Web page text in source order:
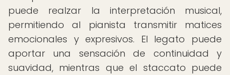
puede realzar la interpretación musical,
permitiendo al pianista transmitir matices
emocionales y expresivos. El legato puede
aportar una sensación de continuidad y
suavidad, mientras que el staccato puede